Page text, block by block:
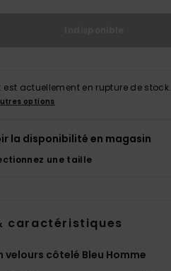
est actuellement en rupture de stock.
options
la disponibilité en magasin
une taille
caractéristiques
velours côtelé Bleu Homme